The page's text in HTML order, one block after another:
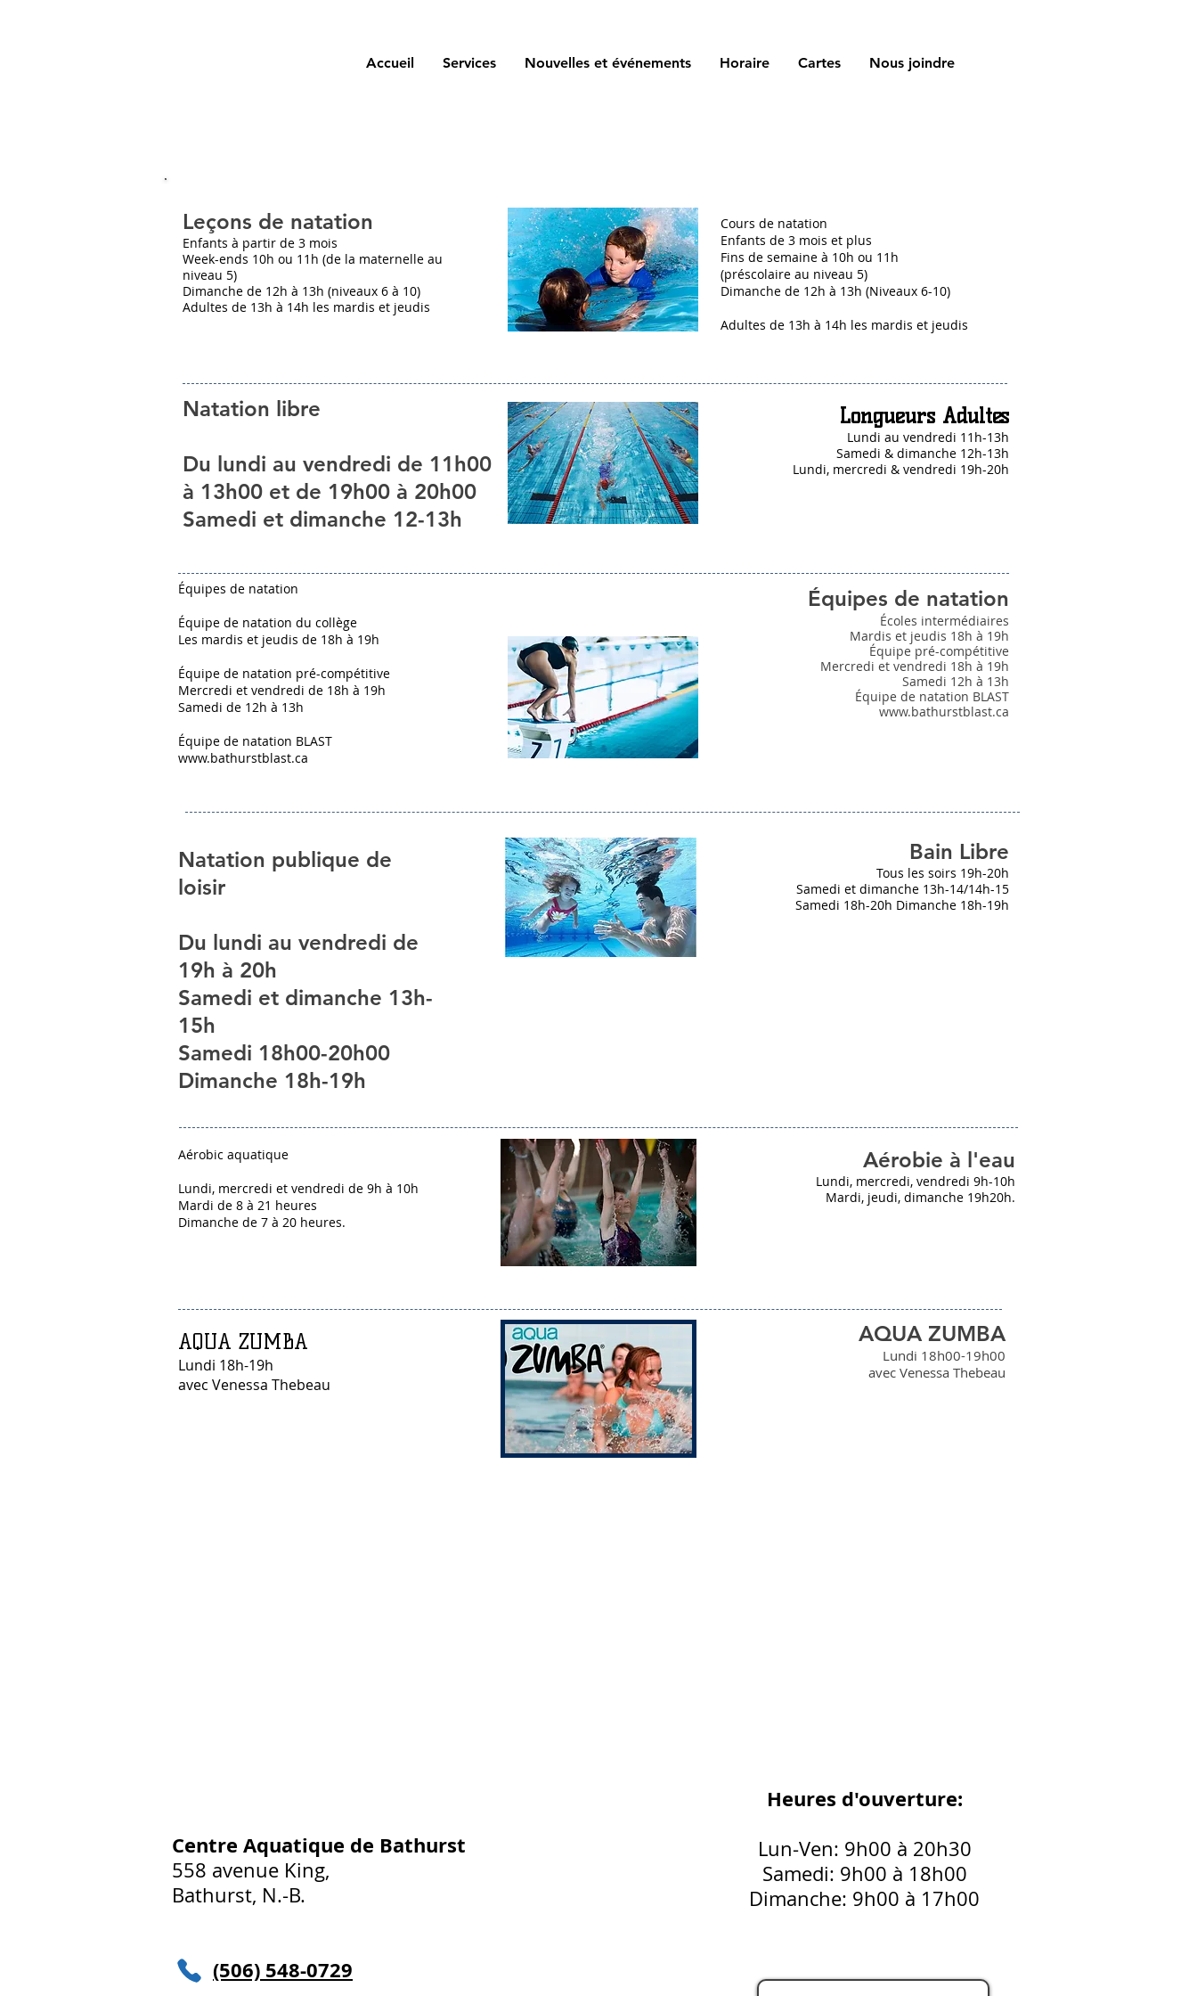
Accueil Services Nouvelles et événements Horaire Cartes Nous joindre
Leçons de natation
Enfants à partir de 3 mois
Week-ends 10h ou 11h (de la maternelle au
niveau 5)
Dimanche de 12h à 13h (niveaux 6 à 10)
Adultes de 13h à 14h les mardis et jeudis
Cours de natation
Enfants de 3 mois et plus
Fins de semaine à 10h ou 11h
(préscolaire au niveau 5)
Dimanche de 12h à 13h (Niveaux 6-10)
Adultes de 13h à 14h les mardis et jeudis
Natation libre
Du lundi au vendredi de 11h00
à 13h00 et de 19h00 à 20h00
Samedi et dimanche 12-13h
Longueurs Adultes
Lundi au vendredi 11h-13h
Samedi & dimanche 12h-13h
Lundi, mercredi & vendredi 19h-20h
Équipes de natation
Équipe de natation du collège
Les mardis et jeudis de 18h à 19h
Équipe de natation pré-compétitive
Mercredi et vendredi de 18h à 19h
Samedi de 12h à 13h
Équipe de natation BLAST
www.bathurstblast.ca
Équipes de natation
Écoles intermédiaires
Mardis et jeudis 18h à 19h
Équipe pré-compétitive
Mercredi et vendredi 18h à 19h
Samedi 12h à 13h
Équipe de natation BLAST
www.bathurstblast.ca
Natation publique de
loisir
Du lundi au vendredi de
19h à 20h
Samedi et dimanche 13h-
15h
Samedi 18h00-20h00
Dimanche 18h-19h
Bain Libre
Tous les soirs 19h-20h
Samedi et dimanche 13h-14/14h-15
Samedi 18h-20h Dimanche 18h-19h
Aérobic aquatique
Lundi, mercredi et vendredi de 9h à 10h
Mardi de 8 à 21 heures
Dimanche de 7 à 20 heures.
Aérobie à l'eau
Lundi, mercredi, vendredi 9h-10h
Mardi, jeudi, dimanche 19h20h.
AQUA ZUMBA
Lundi 18h-19h
avec Venessa Thebeau
AQUA ZUMBA
Lundi 18h00-19h00
avec Venessa Thebeau
Centre Aquatique de Bathurst
558 avenue King,
Bathurst, N.-B.
Heures d'ouverture:
Lun-Ven: 9h00 à 20h30
Samedi: 9h00 à 18h00
Dimanche: 9h00 à 17h00
(506) 548-0729